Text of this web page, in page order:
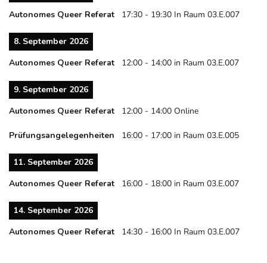
Autonomes Queer Referat
17:30 - 19:30 In Raum 03.E.007
8. September 2026
Autonomes Queer Referat
12:00 - 14:00 in Raum 03.E.007
9. September 2026
Autonomes Queer Referat
12:00 - 14:00 Online
Prüfungsangelegenheiten 16:00 - 17:00 in Raum 03.E.005
11. September 2026
Autonomes Queer Referat
16:00 - 18:00 in Raum 03.E.007
14. September 2026
Autonomes Queer Referat
14:30 - 16:00 In Raum 03.E.007